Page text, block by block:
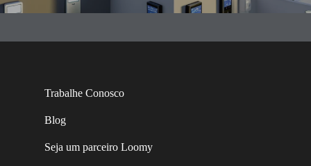
Trabalhe Conosco
Blog
Seja um parceiro Loomy